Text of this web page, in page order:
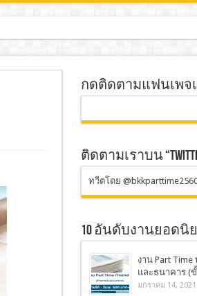
กดติดตามแฟนเพจ
ติดตามเราบน
ทวีตโดย
10 อันดับงานยอดนิ
งาน Part Time
และธนาคาร (
มกราคม 14, 2021